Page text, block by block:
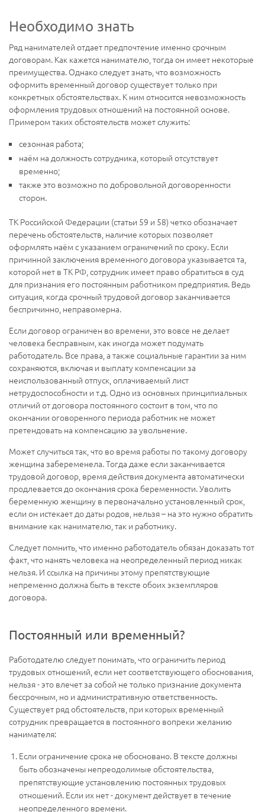
Необходимо знать
Ряд нанимателей отдает предпочтение именно срочным
договорам. Как кажется нанимателю, тогда он имеет некоторые
преимущества. Однако следует знать, что возможность
оформить временный договор существует только при
конкретных обстоятельствах. К ним относится невозможность
оформления трудовых отношений на постоянной основе.
Примером таких обстоятельств может служить:
сезонная работа;
наём на должность сотрудника, который отсутствует
временно;
также это возможно по добровольной договоренности
сторон.
ТК Российской Федерации (статьи 59 и 58) четко обозначает
перечень обстоятельств, наличие которых позволяет
оформлять наём с указанием ограничений по сроку. Если
причинной заключения временного договора указывается та,
которой нет в ТК РФ, сотрудник имеет право обратиться в суд
для признания его постоянным работником предприятия. Ведь
ситуация, когда срочный трудовой договор заканчивается
беспричинно, неправомерна.
Если договор ограничен во времени, это вовсе не делает
человека бесправным, как иногда может подумать
работодатель. Все права, а также социальные гарантии за ним
сохраняются, включая и выплату компенсации за
неиспользованный отпуск, оплачиваемый лист
нетрудоспособности и т.д. Одно из основных принципиальных
отличий от договора постоянного состоит в том, что по
окончании оговоренного периода работник не может
претендовать на компенсацию за увольнение.
Может случиться так, что во время работы по такому договору
женщина забеременела. Тогда даже если заканчивается
трудовой договор, время действия документа автоматически
продлевается до окончания срока беременности. Уволить
беременную женщину в первоначально установленный срок,
если он истекает до даты родов, нельзя – на это нужно обратить
внимание как нанимателю, так и работнику.
Следует помнить, что именно работодатель обязан доказать тот
факт, что нанять человека на неопределенный период никак
нельзя. И ссылка на причины этому препятствующие
непременно должна быть в тексте обоих экземпляров
договора.
Постоянный или временный?
Работодателю следует понимать, что ограничить период
трудовых отношений, если нет соответствующего обоснования,
нельзя - это влечет за собой не только признание документа
бессрочным, но и административную ответственность.
Существует ряд обстоятельств, при которых временный
сотрудник превращается в постоянного вопреки желанию
нанимателя:
Если ограничение срока не обосновано. В тексте должны
быть обозначены непреодолимые обстоятельства,
препятствующие установлению постоянных трудовых
отношений. Если их нет - документ действует в течение
неопределенного времени.